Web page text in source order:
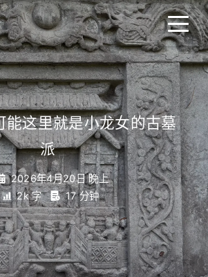
能这里就是小龙女的古墓
派_
2026年4月20日 晚上
2k 字
17 分钟